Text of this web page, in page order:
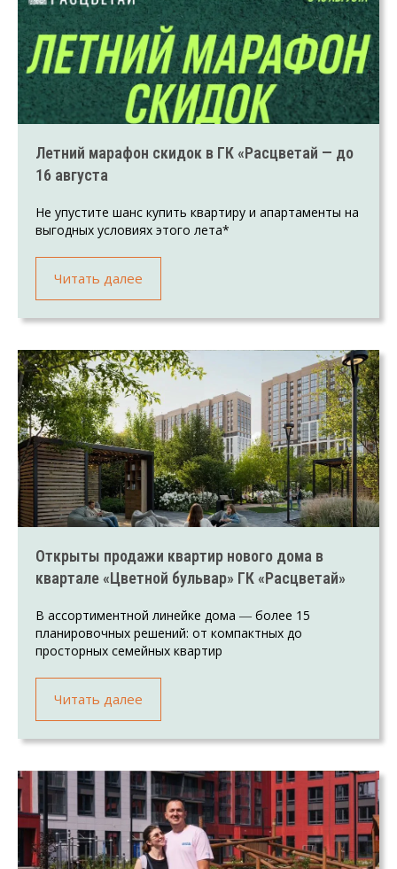
Летний марафон скидок в ГК «Расцветай — до
16 августа
Не упустите шанс купить квартиру и апартаменты на
выгодных условиях этого лета*
Читать далее
Открыты продажи квартир нового дома в
квартале «Цветной бульвар» ГК «Расцветай»
В ассортиментной линейке дома ― более 15
планировочных решений: от компактных до
просторных семейных квартир
Читать далее